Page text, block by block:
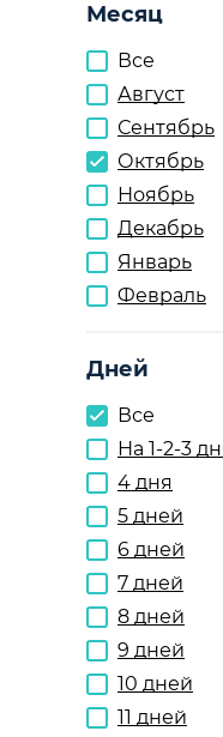
Месяц
Все
Август
Сентябрь
Октябрь
Ноябрь
Декабрь
Январь
Февраль
Дней
Все
На 1-2-3
4 дня
5 дней
6 дней
7 дней
8 дней
9 дней
10 дней
11 дней